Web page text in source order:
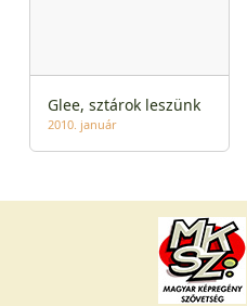
Glee, sztárok leszünk
2010. január